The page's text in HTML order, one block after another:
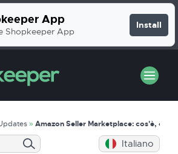
App
Shopkeeper App
Install
» Amazon Seller Marketplace: cos'è,
Italiano